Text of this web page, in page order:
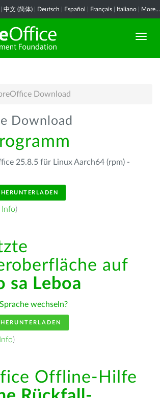
中文 (简体) Deutsch Español Français Italiano More...
Download
Download
25.8.5 für Linux Aarch64 (rpm) -
Info)
auf
sa Leboa
wechseln?
Info)
Offline-Hilfe